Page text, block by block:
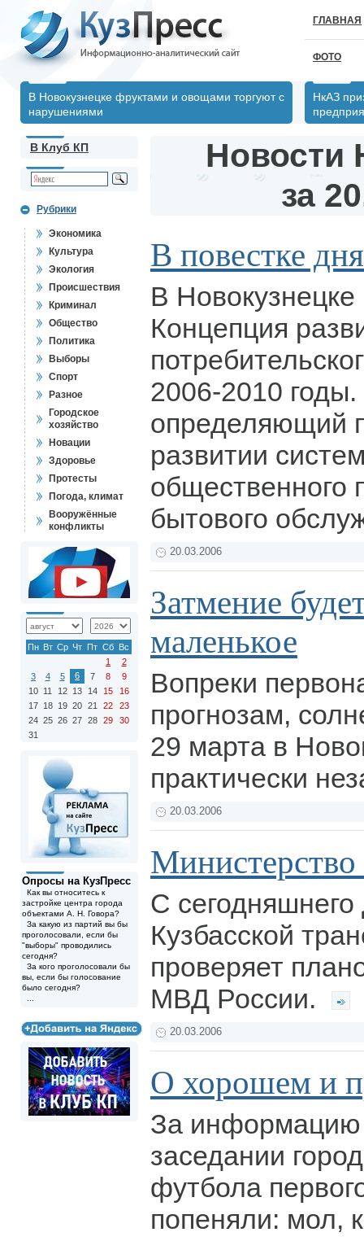
ГЛАВНАЯ
ФОТО
В Новокузнецке фруктами и овощами торгуют с
нарушениями
НкАЗ
В Клуб КП
Рубрики
Экономика
Культура
Экология
Происшествия
Криминал
Общество
Политика
Выборы
Спорт
Разное
Городское
хозяйство
Новации
Здоровье
Протесты
Погода, климат
Вооружённые
конфликты
Пн Вт Ср Чт Пт Сб Вс
1
2
3
4 5 6 7 8
9
10 11 12 13 14 15
16
17 18 19 20 21 22
23
24 25 26 27 28 29
30
31
Опросы на КузПресс
Как вы относитесь к
застройке центра города
объектами А. Н. Говора?
За какую из партий вы бы
проголосовали, если бы
"выборы" проводились
сегодня?
За кого проголосовали бы
вы, если бы голосование
было сегодня?
Новости
за
В повестке
В Новокузнецке
Концепция
2006-2010
определяющий
развитии
общественного
бытового
20.03.2006
Затмение
маленькое
Вопреки
прогнозам,
29 марта в
практически
20.03.2006
С сегодняшнего
Кузбасской
проверяет
МВД России.
20.03.2006
О хорошем и
За информацию
заседании
футбола
попеняли: мол,